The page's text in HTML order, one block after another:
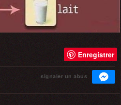
Enregistrer
signaler un abus